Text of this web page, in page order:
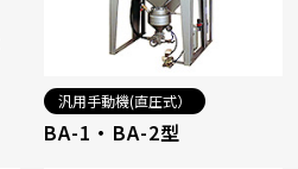
汎用手動機(直圧式）
BA-1・BA-2型